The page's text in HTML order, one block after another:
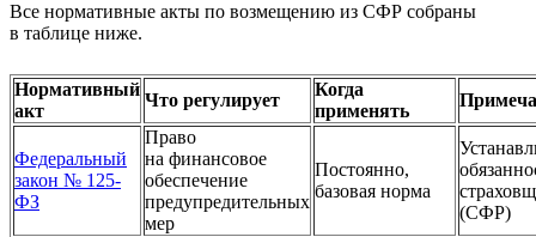
Все нормативные акты по возмещению из СФР собраны
в таблице ниже.
Нормативный
акт
Что регулирует
Когда
применять
Федеральный
закон № 125-
ФЗ
Право
на финансовое
обеспечение
предупредительных
мер
Постоянно,
базовая норма
(СФР)